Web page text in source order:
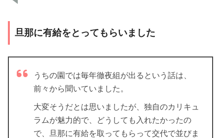
旦那に有給をとってもらいました
うちの園では毎年徹夜組が出るという話は、
前々から聞いていました。
大変そうだとは思いましたが、独自のカリキュ
ラムが魅力的で、どうしても入れたかったの
で、旦那に有給を取ってもらって交代で並びま